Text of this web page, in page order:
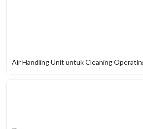
Air Handling Unit untuk Cleaning